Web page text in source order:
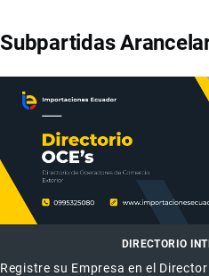
Subpartidas
DIRECTORIO
Registre su Empresa en el